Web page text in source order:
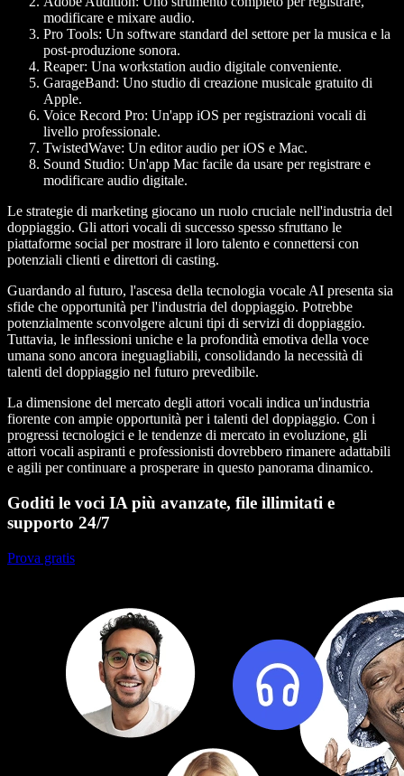
modificare e mixare audio.
Pro Tools: Un software standard del settore per la musica e la
post-produzione sonora.
Reaper: Una workstation audio digitale conveniente.
GarageBand: Uno studio di creazione musicale gratuito di
Apple.
Voice Record Pro: Un'app iOS per registrazioni vocali di
livello professionale.
TwistedWave: Un editor audio per iOS e Mac.
Sound Studio: Un'app Mac facile da usare per registrare e
modificare audio digitale.
Le strategie di marketing giocano un ruolo cruciale nell'industria del
doppiaggio. Gli attori vocali di successo spesso sfruttano le
piattaforme social per mostrare il loro talento e connettersi con
potenziali clienti e direttori di casting.
Guardando al futuro, l'ascesa della tecnologia vocale AI presenta sia
sfide che opportunità per l'industria del doppiaggio. Potrebbe
potenzialmente sconvolgere alcuni tipi di servizi di doppiaggio.
Tuttavia, le inflessioni uniche e la profondità emotiva della voce
umana sono ancora ineguagliabili, consolidando la necessità di
talenti del doppiaggio nel futuro prevedibile.
La dimensione del mercato degli attori vocali indica un'industria
fiorente con ampie opportunità per i talenti del doppiaggio. Con i
progressi tecnologici e le tendenze di mercato in evoluzione, gli
attori vocali aspiranti e professionisti dovrebbero rimanere adattabili
e agili per continuare a prosperare in questo panorama dinamico.
Goditi le voci IA più avanzate, file illimitati e
supporto 24/7
Prova gratis